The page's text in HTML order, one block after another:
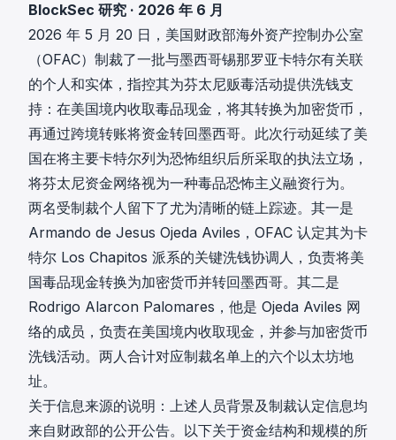
BlockSec 研究 · 2026 年 6 月
2026 年 5 月 20 日，美国财政部海外资产控制办公室
（OFAC）制裁了一批与墨西哥锡那罗亚卡特尔有关联
的个人和实体，指控其为芬太尼贩毒活动提供洗钱支
持：在美国境内收取毒品现金，将其转换为加密货币，
再通过跨境转账将资金转回墨西哥。此次行动延续了美
国在将主要卡特尔列为恐怖组织后所采取的执法立场，
将芬太尼资金网络视为一种毒品恐怖主义融资行为。
两名受制裁个人留下了尤为清晰的链上踪迹。其一是
Armando de Jesus Ojeda Aviles，OFAC 认定其为卡
特尔 Los Chapitos 派系的关键洗钱协调人，负责将美
国毒品现金转换为加密货币并转回墨西哥。其二是
Rodrigo Alarcon Palomares，他是 Ojeda Aviles 网
络的成员，负责在美国境内收取现金，并参与加密货币
洗钱活动。两人合计对应制裁名单上的六个以太坊地
址。
关于信息来源的说明：上述人员背景及制裁认定信息均
来自财政部的公开公告。以下关于资金结构和规模的所